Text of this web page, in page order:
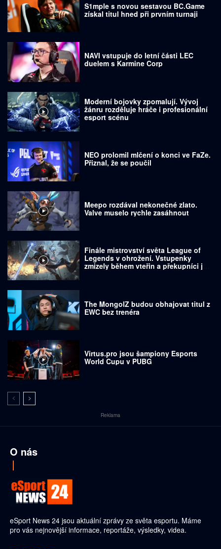
S1mple s novou sestavou BC.Game
získal titul hned při prvním turnaji
NAVI vstupuje do letní části LEC
duelem s Karmine Corp
Moderní bojovky zpomalují. Vývoj
žánru rozděluje hráče i profesionální
esport scénu
NEO prolomil mlčení o konci ve FaZe.
Přiznal, že se poučil
Meepo rozdával nekonečné zlato.
Valve muselo rychle zasáhnout
Finále mistrovství světa League of
Legends v ohrožení. Vstupenky
zmizely během vteřin a překupníci je
The MongolZ budou obhajovat titul z
EWC bez trenéra
Virtus.pro jsou šampiony Esports
World Cupu v PUBG
Reklama
O nás
eSport News 24 jsou aktuální zprávy ze světa esportu. Máme
pro vás nejnovější informace, reportáže, výsledky, videa.